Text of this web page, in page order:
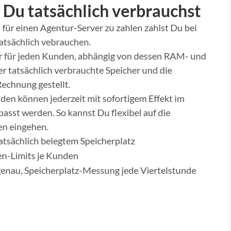
Du tatsächlich verbrauchst
einen Agentur-Server zu zahlen zahlst Du bei
vebrauchen.
jeden Kunden, abhängig von dessen RAM- und
tatsächlich verbrauchte Speicher und die
gestellt.
können jederzeit mit sofortigem Effekt im
werden. So kannst Du flexibel auf die
eingehen.
belegtem Speicherplatz
Limits je Kunden
Speicherplatz-Messung jede Viertelstunde